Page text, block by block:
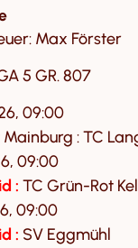
Max Förster
5 GR. 807
09:00
: TC
09:00
: TC Grün-Rot
09:00
: SV Eggmühl